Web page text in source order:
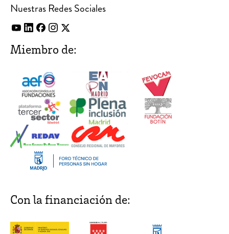
Nuestras Redes Sociales
Miembro de:
Con la financiación de: